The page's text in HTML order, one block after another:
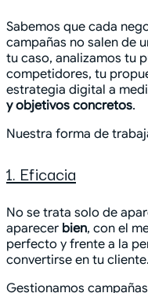
Sabemos que cada
campañas no salen de
tu caso, analizamos tu
competidores, tu
estrategia digital a
y objetivos concretos.
Nuestra forma de
1. Eficacia
No se trata solo de
aparecer bien, con el
perfecto y frente a la
convertirse en tu cliente.
Gestionamos